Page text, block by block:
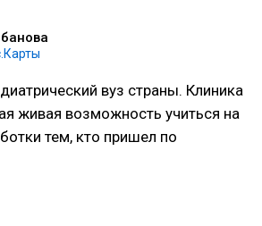
вуз страны. Клиника
живая возможность учиться на
тем, кто пришел по